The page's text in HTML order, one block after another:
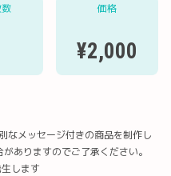
価格
¥2,000
なメッセージ付きの商品を制作し
ありますのでご了承ください。
します